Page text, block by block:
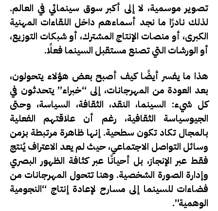
تصوير موسمية، لا إلى أكبر سوق سينمائي في العالم.
لذلك نادرًا ما نجد أسماءهم داخل اللقاءات المهنية
الكبرى، أو منصات الإنتاج المشترك، أو شبكات التوزيع،
أو الورشات التي تصنع مستقبل السينما فعلًا.
هذا ما يفسر أيضًا كيف أصبح بعض هؤلاء يتحولون،
بعد العودة من المهرجانات، إلى “خبراء” يتحدثون في
كل شيء: السينما، النقد، الثقافة، السياسة، وحتى
الجيوسياسة الثقافية، رغم أن علاقتهم الفعلية
بالمجال تكاد تكون سطحية. إنها ظاهرة مرتبطة بزمن
وسائل التواصل الاجتماعي، حيث لم يعد الاعتراف يُنتج
فقط عبر الإنجاز، بل أحيانًا عبر كثافة الظهور البصري
وإدارة الصورة الشخصية. وهنا تتحول المهرجانات من
فضاءات للسينما إلى مسارح لإعادة إنتاج “النجومية
الوهمية”.